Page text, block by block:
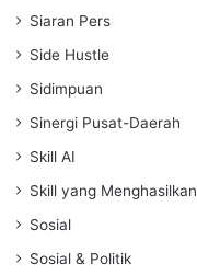
Siaran Pers
Side Hustle
Sidimpuan
Sinergi Pusat-Daerah
Skill AI
Skill yang Menghasilkan
Sosial
Sosial & Politik